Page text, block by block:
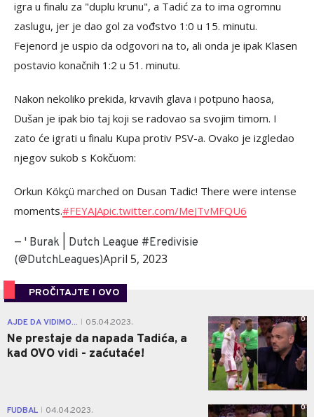
igra u finalu za "duplu krunu", a Tadić za to ima ogromnu
zaslugu, jer je dao gol za vođstvo 1:0 u 15. minutu.
Fejenord je uspio da odgovori na to, ali onda je ipak Klasen
postavio konačnih 1:2 u 51. minutu.
Nakon nekoliko prekida, krvavih glava i potpuno haosa,
Dušan je ipak bio taj koji se radovao sa svojim timom. I
zato će igrati u finalu Kupa protiv PSV-a. Ovako je izgledao
njegov sukob s Kokčuom:
Orkun Kökçü marched on Dusan Tadic! There were intense
moments.#FEYAJApic.twitter.com/MeJTvMFQU6
— ' Burak | Dutch League #Eredivisie
(@DutchLeagues)April 5, 2023
PROČITAJTE I OVO
AJDE DA VIDIMO... 05.04.2023.
Ne prestaje da napada Tadića, a
kad OVO vidi - zaćutaće!
0
FUDBAL 04.04.2023. 0